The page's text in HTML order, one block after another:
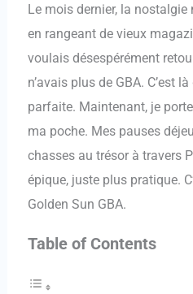
Le mois dernier, la nostalgie
en rangeant de vieux
voulais désespérément
n’avais plus de GBA. C’est
parfaite. Maintenant, je
ma poche. Mes pauses
chasses au trésor à travers
épique, juste plus pratique.
Golden Sun GBA.
Table of Contents